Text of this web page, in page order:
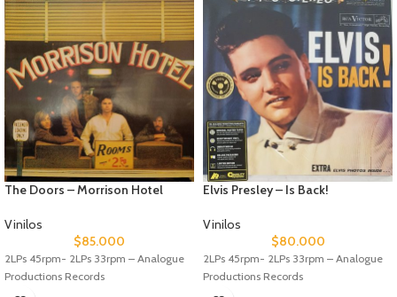
The Doors – Morrison Hotel
Vinilos
$85.000
2LPs 45rpm- 2LPs 33rpm – Analogue
Productions Records
Elvis Presley – Is Back!
Vinilos
$80.000
2LPs 45rpm- 2LPs 33rpm – Analogue
Productions Records